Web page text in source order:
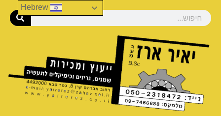
Hebrew